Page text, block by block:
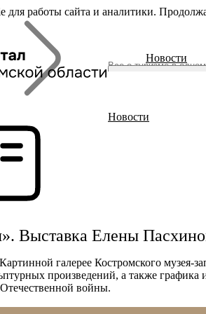
Новости
Новости
Выставка Елены
галерее Костромского
произведений, а также
войны.
работы сайта и аналитики.